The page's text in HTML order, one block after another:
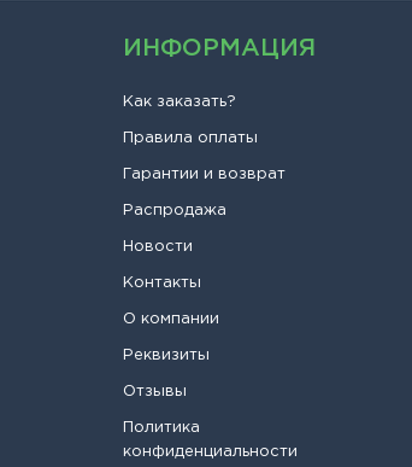
ИНФОРМАЦИЯ
Как заказать?
Правила оплаты
Гарантии и возврат
Распродажа
Новости
Контакты
О компании
Реквизиты
Отзывы
Политика
конфиденциальности